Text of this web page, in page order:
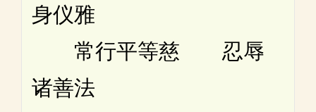
身仪雅
常行平等慈 忍辱
诸善法